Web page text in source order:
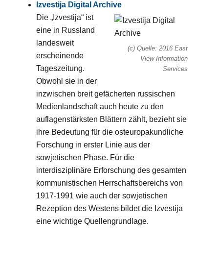
Izvestija Digital Archive
(c) Quelle: 2016 East
View Information
Services
Die „Izvestija“ ist
eine in Russland
landesweit
erscheinende
Tageszeitung.
Obwohl sie in der
inzwischen breit gefächerten russischen
Medienlandschaft auch heute zu den
auflagenstärksten Blättern zählt, bezieht sie
ihre Bedeutung für die osteuropakundliche
Forschung in erster Linie aus der
sowjetischen Phase. Für die
interdisziplinäre Erforschung des gesamten
kommunistischen Herrschaftsbereichs von
1917-1991 wie auch der sowjetischen
Rezeption des Westens bildet die Izvestija
eine wichtige Quellengrundlage.